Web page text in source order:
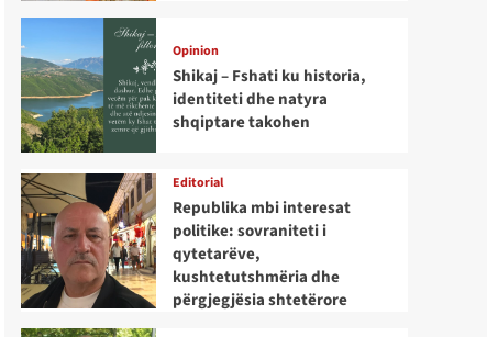
Opinion
Shikaj – Fshati ku historia,
identiteti dhe natyra
shqiptare takohen
Editorial
Republika mbi interesat
politike: sovraniteti i
qytetarëve,
kushtetutshmëria dhe
përgjegjësia shtetërore